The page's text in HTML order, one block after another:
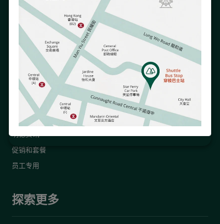
如需了解更多有关我们使用您的资料的方式，请参阅我们的《隐私政策
关于我们
慈善事业
明德资讯
促销和套餐
员工专用
探索更多